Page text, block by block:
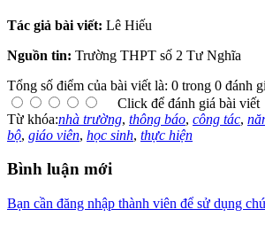
Tác giả bài viết: Lê Hiếu
Nguồn tin: Trường THPT số 2 Tư Nghĩa
Tổng số điểm của bài viết là: 0 trong 0 đánh
Click để đánh giá bài viết
Từ khóa:nhà trường, thông báo, công tác,
bộ, giáo viên, học sinh, thực hiện
Bình luận mới
Bạn cần đăng nhập thành viên để sử dụng